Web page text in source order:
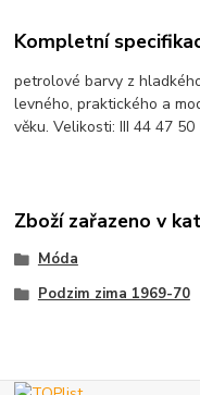
Kompletní
petrolové barvy z
levného, praktického a
věku. Velikosti: III 44 47 50
Zboží zařazeno v
Móda
Podzim zima 1969-70